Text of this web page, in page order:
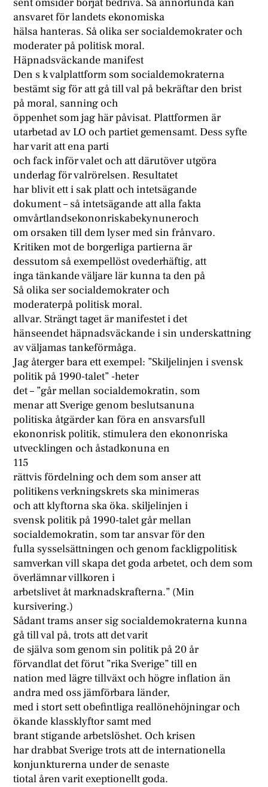
sent omsider börjat bedriva. Så annorlunda kan
ansvaret för landets ekonomiska
hälsa hanteras. Så olika ser socialdemokrater och
moderater på politisk moral.
Häpnadsväckande manifest
Den s k valplattform som socialdemokraterna
bestämt sig för att gå till val på bekräftar den brist
på moral, sanning och
öppenhet som jag här påvisat. Plattformen är
utarbetad av LO och partiet gemensamt. Dess syfte
har varit att ena parti
och fack inför valet och att därutöver utgöra
underlag för valrörelsen. Resultatet
har blivit ett i sak platt och intetsägande
dokument – så intetsägande att alla fakta
omvårtlandsekononriskabekynuneroch
om orsaken till dem lyser med sin frånvaro.
Kritiken mot de borgerliga partierna är
dessutom så exempellöst ovederhäftig, att
inga tänkande väljare lär kunna ta den på
Så olika ser socialdemokrater och
moderaterpå politisk moral.
allvar. Strängt taget är manifestet i det
hänseendet häpnadsväckande i sin underskattning
av väljamas tankeförmåga.
Jag återger bara ett exempel: ”Skiljelinjen i svensk
politik på 1990-talet” -heter
det – ”går mellan socialdemokratin, som
menar att Sverige genom beslutsanuna
politiska åtgärder kan föra en ansvarsfull
ekononrisk politik, stimulera den ekononriska
utvecklingen och åstadkonuna en
115
rättvis fördelning och dem som anser att
politikens verkningskrets ska minimeras
och att klyftorna ska öka. skiljelinjen i
svensk politik på 1990-talet går mellan
socialdemokratin, som tar ansvar för den
fulla sysselsättningen och genom fackligpolitisk
samverkan vill skapa det goda arbetet, och dem som
överlämnar villkoren i
arbetslivet åt marknadskrafterna.” (Min
kursivering.)
Sådant trams anser sig socialdemokraterna kunna
gå till val på, trots att det varit
de själva som genom sin politik på 20 år
förvandlat det förut ”rika Sverige” till en
nation med lägre tillväxt och högre inflation än
andra med oss jämförbara länder,
med i stort sett obefintliga reallönehöjningar och
ökande klassklyftor samt med
brant stigande arbetslöshet. Och krisen
har drabbat Sverige trots att de internationella
konjunkturerna under de senaste
tiotal åren varit exeptionellt goda.